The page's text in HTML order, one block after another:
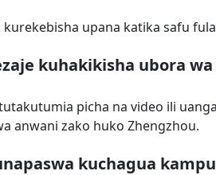
kurekebisha upana katika safu
kuhakikisha ubora
picha na video ili
anwani zako huko Zhengzhou.
kuchagua